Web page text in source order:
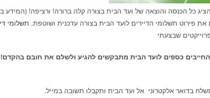
כל הכנסה והוצאה של ועד הבית בצורה קלה ברורה! ורציפה!
פירוט תשלומי הדיירים לועד הבית בצורה עדכנית ושוטפת. תשלומי
שבצעתי
החייבים כספים לועד הבית מתבקשים להגיע ולשלם את חובם בהקדם!
בדואר אלקטרוני אל ועד הבית ותקבלו תשובה במייל.